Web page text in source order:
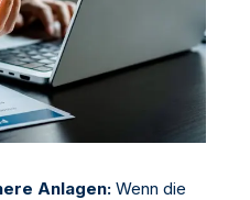
Anlagen: Wenn die